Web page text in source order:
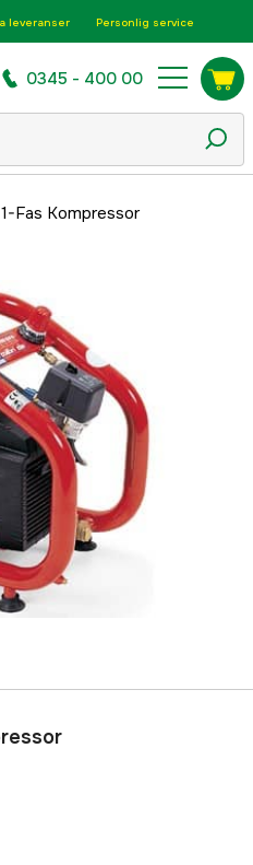
leveranser Personlig service
0345 - 400 00
Fas Kompressor